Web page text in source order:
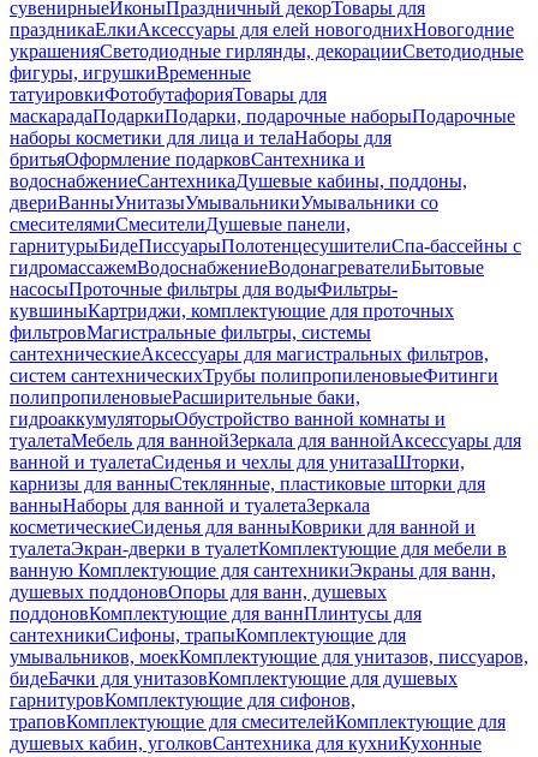
сувенирныеИконыПраздничный декорТовары для
праздникаЕлкиАксессуары для елей новогоднихНовогодние
украшенияСветодиодные гирлянды, декорацииСветодиодные
фигуры, игрушкиВременные
татуировкиФотобутафорияТовары для
маскарадаПодаркиПодарки, подарочные наборыПодарочные
наборы косметики для лица и телаНаборы для
бритьяОформление подарковСантехника и
водоснабжениеСантехникаДушевые кабины, поддоны,
двериВанныУнитазыУмывальникиУмывальники со
смесителямиСмесителиДушевые панели,
гарнитурыБидеПиссуарыПолотенцесушителиСпа-бассейны с
гидромассажемВодоснабжениеВодонагревателиБытовые
насосыПроточные фильтры для водыФильтры-
кувшиныКартриджи, комплектующие для проточных
фильтровМагистральные фильтры, системы
сантехническиеАксессуары для магистральных фильтров,
систем сантехническихТрубы полипропиленовыеФитинги
полипропиленовыеРасширительные баки,
гидроаккумуляторыОбустройство ванной комнаты и
туалетаМебель для ваннойЗеркала для ваннойАксессуары для
ванной и туалетаСиденья и чехлы для унитазаШторки,
карнизы для ванныСтеклянные, пластиковые шторки для
ванныНаборы для ванной и туалетаЗеркала
косметическиеСиденья для ванныКоврики для ванной и
туалетаЭкран-дверки в туалетКомплектующие для мебели в
ванную Комплектующие для сантехникиЭкраны для ванн,
душевых поддоновОпоры для ванн, душевых
поддоновКомплектующие для ваннПлинтусы для
сантехникиСифоны, трапыКомплектующие для
умывальников, моекКомплектующие для унитазов, писсуаров,
бидеБачки для унитазовКомплектующие для душевых
гарнитуровКомплектующие для сифонов,
траповКомплектующие для смесителейКомплектующие для
душевых кабин, уголковСантехника для кухниКухонные